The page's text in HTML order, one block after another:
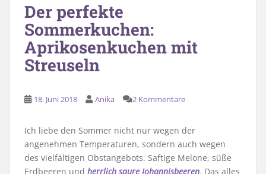
Der perfekte
Sommerkuchen:
Aprikosenkuchen mit
Streuseln
18. Juni 2018 Anika 2 Kommentare
Ich liebe den Sommer nicht nur wegen der
angenehmen Temperaturen, sondern auch wegen
des vielfältigen Obstangebots. Saftige Melone, süße
Erdbeeren und herrlich saure Johannisbeeren. Das alles